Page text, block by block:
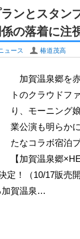
ンとスタン
の落着に注
ュース U 椿道茂高
加賀温泉郷を赤に染めるプロジェク
トのクラウドフ
り、モーニング
業公演も明らか
たなコラボ宿泊
【加賀温泉郷
定！（10/17販売
加賀温泉…